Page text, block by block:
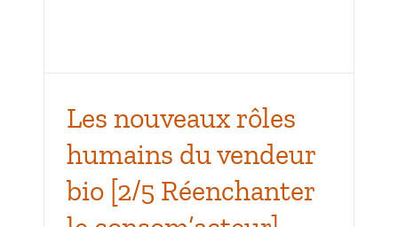
Les nouveaux rôles
humains du vendeur
bio [2/5 Réenchanter